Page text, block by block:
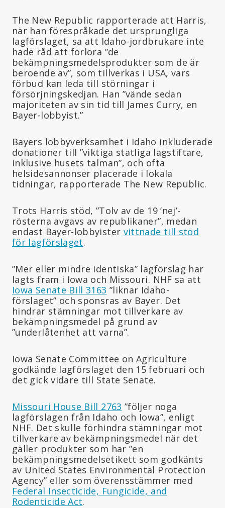
The New Republic rapporterade att Harris,
när han förespråkade det ursprungliga
lagförslaget, sa att Idaho-jordbrukare inte
hade råd att förlora ”de
bekämpningsmedelsprodukter som de är
beroende av”, som tillverkas i USA, vars
förbud kan leda till störningar i
försörjningskedjan. Han ”vände sedan
majoriteten av sin tid till James Curry, en
Bayer-lobbyist.”
Bayers lobbyverksamhet i Idaho inkluderade
donationer till ”viktiga statliga lagstiftare,
inklusive husets talman”, och ofta
helsidesannonser placerade i lokala
tidningar, rapporterade The New Republic.
Trots Harris stöd, ”Tolv av de 19 ’nej’-
rösterna avgavs av republikaner”, medan
endast Bayer-lobbyister vittnade till stöd
för lagförslaget.
”Mer eller mindre identiska” lagförslag har
lagts fram i Iowa och Missouri. NHF sa att
Iowa Senate Bill 3163 ”liknar Idaho-
förslaget” och sponsras av Bayer. Det
hindrar stämningar mot tillverkare av
bekämpningsmedel på grund av
”underlåtenhet att varna”.
Iowa Senate Committee on Agriculture
godkände lagförslaget den 15 februari och
det gick vidare till State Senate.
Missouri House Bill 2763 ”följer noga
lagförslagen från Idaho och Iowa”, enligt
NHF. Det skulle förhindra stämningar mot
tillverkare av bekämpningsmedel när det
gäller produkter som har ”en
bekämpningsmedelsetikett som godkänts
av United States Environmental Protection
Agency” eller som överensstämmer med
Federal Insecticide, Fungicide, and
Rodenticide Act.